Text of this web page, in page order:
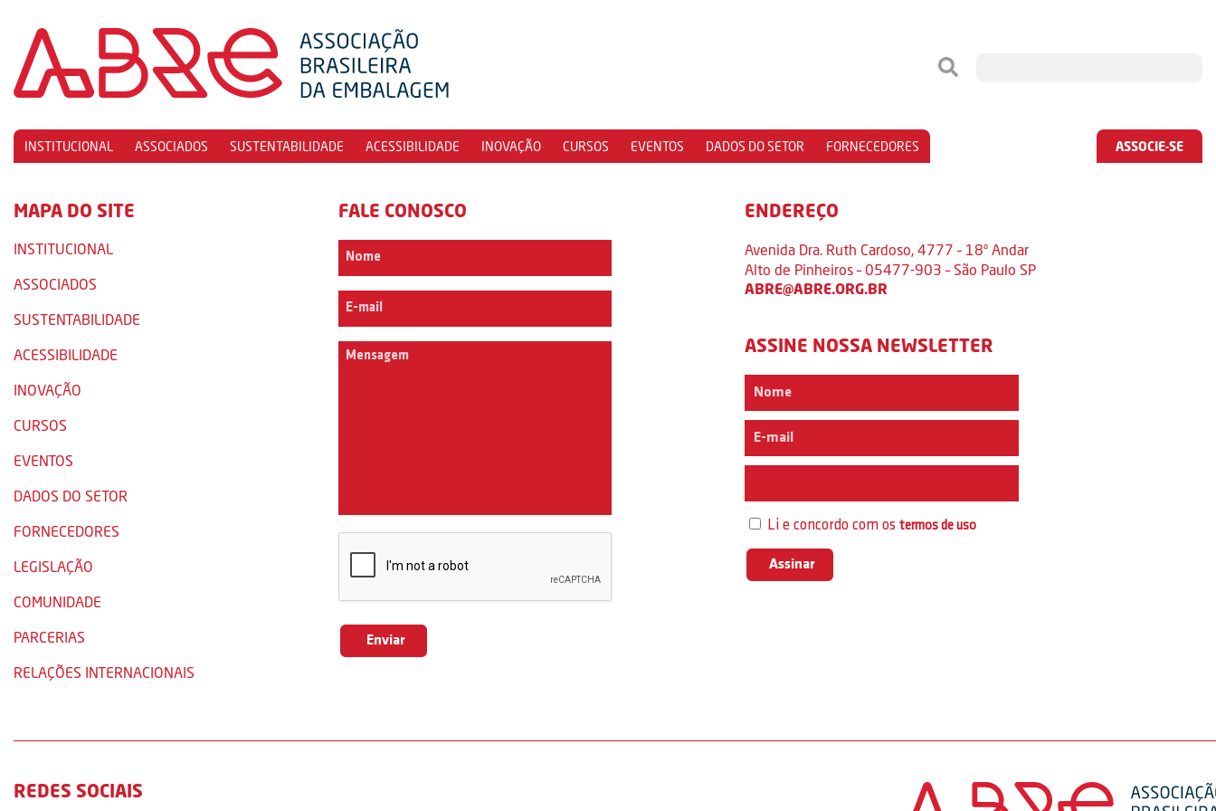
INSTITUCIONAL ASSOCIADOS SUSTENTABILIDADE ACESSIBILIDADE INOVAÇÃO CURSOS EVENTOS DADOS DO SETOR FORNECEDORES ASSOCIE-SE
MAPA DO SITE
INSTITUCIONAL
ASSOCIADOS
SUSTENTABILIDADE
ACESSIBILIDADE
INOVAÇÃO
CURSOS
EVENTOS
DADOS DO SETOR
FORNECEDORES
LEGISLAÇÃO
COMUNIDADE
PARCERIAS
RELAÇÕES INTERNACIONAIS
FALE CONOSCO ENDEREÇO
Avenida Dra. Ruth Cardoso, 4777 – 18º Andar
Alto de Pinheiros – 05477-903 – São Paulo SP
ABRE@ABRE.ORG.BR
ASSINE NOSSA NEWSLETTER
Li e concordo com ostermos de uso
REDES SOCIAIS